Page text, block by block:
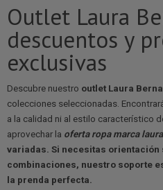
Outlet Laura
descuentos y
exclusivas
Descubre nuestro outlet Laura
colecciones seleccionadas.
a la calidad ni al estilo característico
aprovechar la oferta ropa marca
variadas. Si necesitas
combinaciones, nuestro soporte
la prenda perfecta.